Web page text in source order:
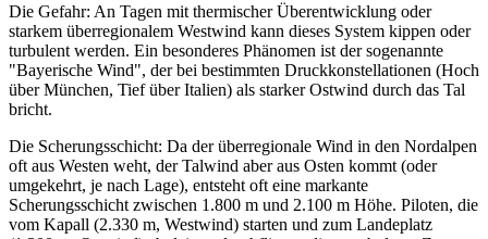
Die Gefahr: An Tagen mit thermischer Überentwicklung oder
starkem überregionalem Westwind kann dieses System kippen oder
turbulent werden. Ein besonderes Phänomen ist der sogenannte
"Bayerische Wind", der bei bestimmten Druckkonstellationen (Hoch
über München, Tief über Italien) als starker Ostwind durch das Tal
bricht.
Die Scherungsschicht: Da der überregionale Wind in den Nordalpen
oft aus Westen weht, der Talwind aber aus Osten kommt (oder
umgekehrt, je nach Lage), entsteht oft eine markante
Scherungsschicht zwischen 1.800 m und 2.100 m Höhe. Piloten, die
vom Kapall (2.330 m, Westwind) starten und zum Landeplatz